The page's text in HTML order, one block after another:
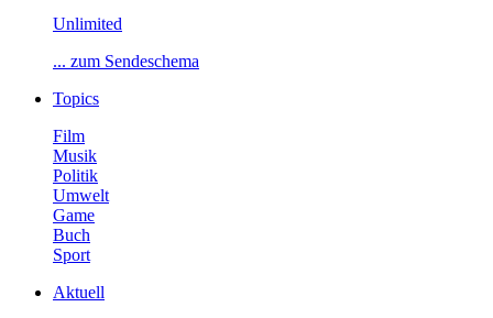
Unlimited
...zumSendeschema
Topics
Film
Musik
Politik
Umwelt
Game
Buch
Sport
Aktuell